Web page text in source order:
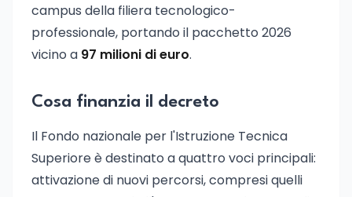
campus della filiera tecnologico-
professionale, portando il pacchetto 2026
vicino a 97 milioni di euro.
Cosa finanzia il decreto
Il Fondo nazionale per l'Istruzione Tecnica
Superiore è destinato a quattro voci principali:
attivazione di nuovi percorsi, compresi quelli